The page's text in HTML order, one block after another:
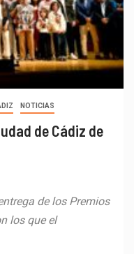
NOTICIAS
de Cádiz de
de los Premios
los que el